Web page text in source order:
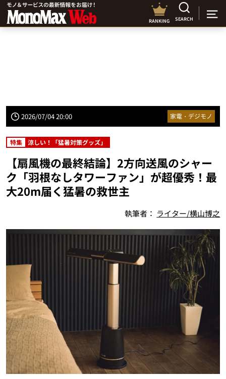
RANKING SEARCH
2026/07/04 20:00 家電・デジモノ
特集 涼しい！「猛暑対策グッズ」
【扇風機の最終結論】2方向送風のシャー
ク「羽根なしタワーファン」が超優秀！最
大20m届く猛暑の救世主
執筆者： ライター/横山博之